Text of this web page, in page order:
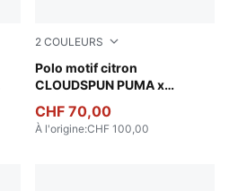
2 COULEURS
Polo motif citron
CLOUDSPUN PUMA x
Deep Navy
CHF 70,00
À l'origine:CHF 100,00